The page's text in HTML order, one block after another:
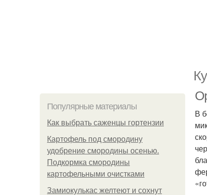
Популярные материалы
Как выбрать саженцы гортензии
Картофель под смородину
удобрение смородины осенью.
Подкормка смородины
картофельными очистками
Замиокулькас желтеют и сохнут
В